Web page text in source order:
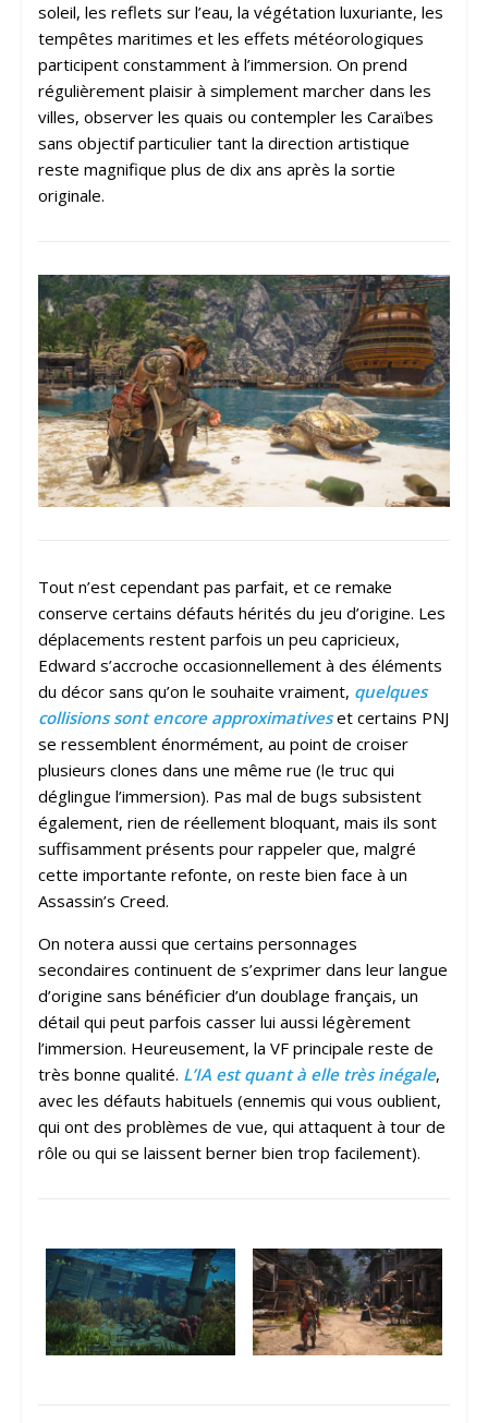
soleil, les reflets sur l’eau, la végétation luxuriante, les
tempêtes maritimes et les effets météorologiques
participent constamment à l’immersion. On prend
régulièrement plaisir à simplement marcher dans les
villes, observer les quais ou contempler les Caraïbes
sans objectif particulier tant la direction artistique
reste magnifique plus de dix ans après la sortie
originale.
Tout n’est cependant pas parfait, et ce remake
conserve certains défauts hérités du jeu d’origine. Les
déplacements restent parfois un peu capricieux,
Edward s’accroche occasionnellement à des éléments
du décor sans qu’on le souhaite vraiment, quelques
collisions sont encore approximativeset certains PNJ
se ressemblent énormément, au point de croiser
plusieurs clones dans une même rue (le truc qui
déglingue l’immersion). Pas mal de bugs subsistent
également, rien de réellement bloquant, mais ils sont
suffisamment présents pour rappeler que, malgré
cette importante refonte, on reste bien face à un
Assassin’s Creed.
On notera aussi que certains personnages
secondaires continuent de s’exprimer dans leur langue
d’origine sans bénéficier d’un doublage français, un
détail qui peut parfois casser lui aussi légèrement
l’immersion. Heureusement, la VF principale reste de
très bonne qualité. L’IA est quant à elle très inégale,
avec les défauts habituels (ennemis qui vous oublient,
qui ont des problèmes de vue, qui attaquent à tour de
rôle ou qui se laissent berner bien trop facilement).